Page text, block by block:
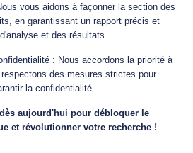
vous aidons à façonner la section des
en garantissant un rapport précis et
et des résultats.
: Nous accordons la priorité à
des mesures strictes pour
la confidentialité.
aujourd'hui pour débloquer le
et révolutionner votre recherche !